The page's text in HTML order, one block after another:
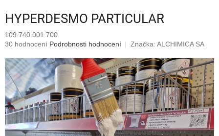
HYPERDESMO PARTICULAR
109.740.001.700
Průměrné
produktu
je
4,6
z
5
hvězdiček.
30 hodnocení Podrobnosti hodnocení Značka: ALCHIMICA SA